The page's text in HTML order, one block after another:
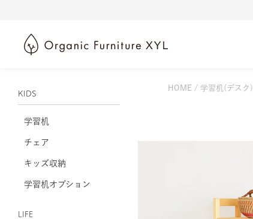
KIDS
学習机
チェア
キッズ収納
学習机オプション
LIFE
HOME 学習机(デスク)